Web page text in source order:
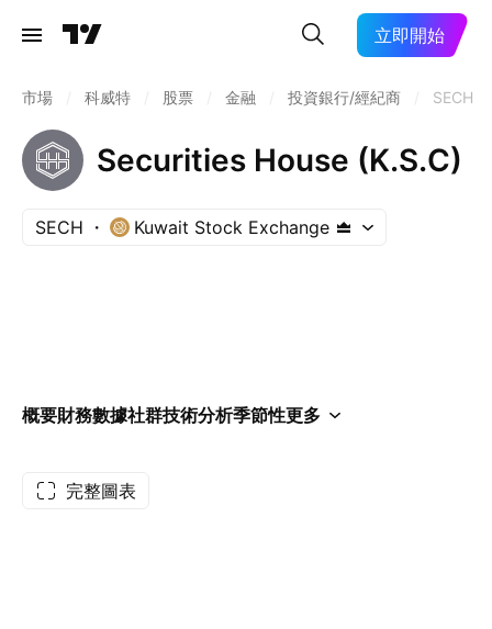
立即開始
市場 科威特 股票 金融 投資銀行/經紀商 SECH
Securities House (K.S.C)
SECH Kuwait Stock Exchange
概要財務數據社群技術分析季節性更多
完整圖表